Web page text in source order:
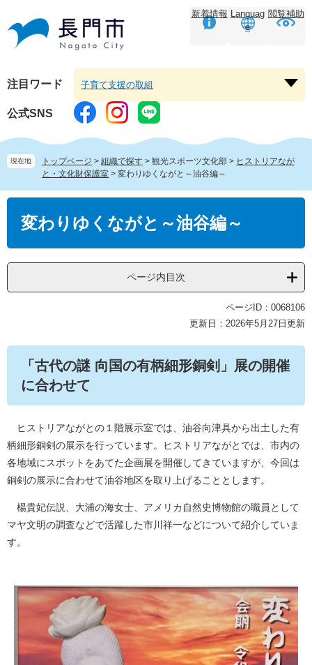
頭
す。
飛
し
本
文
へ
新着情報 Languag
e
閲覧補助
注目ワード
ー
を
く
子育て支援の取組
公式SNS
現在地 トップページ > 組織で探す > 観光スポーツ文化部 > ヒストリアなが
と・文化財保護室 > 変わりゆくながと～油谷編～
変わりゆくながと～油谷編～
ページ内目次
ページID：0068106
更新日：2026年5月27日更新
「古代の謎 向国の有柄細形銅剣」展の開催
に合わせて
ヒストリアながとの１階展示室では、油谷向津具から出土した有
柄細形銅剣の展示を行っています。ヒストリアながとでは、市内の
各地域にスポットをあてた企画展を開催してきていますが、今回は
銅剣の展示に合わせて油谷地区を取り上げることとします。
楊貴妃伝説、大浦の海女士、アメリカ自然史博物館の職員として
マヤ文明の調査などで活躍した市川祥一などについて紹介していま
す。